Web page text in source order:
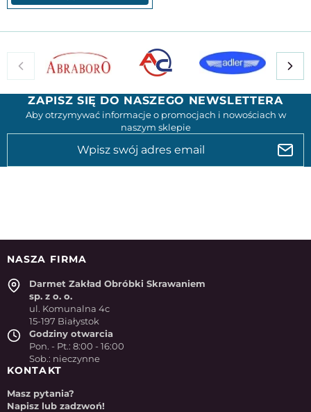
ZAPISZ SIĘ DO NASZEGO NEWSLETTERA
Aby otrzymywać informacje o promocjach i nowościach w
naszym sklepie
NASZA FIRMA
Darmet Zakład Obróbki Skrawaniem
sp. z o. o.
ul. Komunalna 4c
15-197 Białystok
Godziny otwarcia
Pon. - Pt.: 8:00 - 16:00
Sob.: nieczynne
KONTAKT
Masz pytania?
Napisz lub zadzwoń!